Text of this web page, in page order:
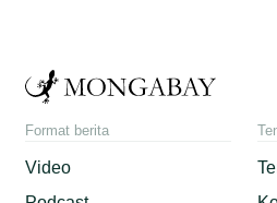
Format berita
Video